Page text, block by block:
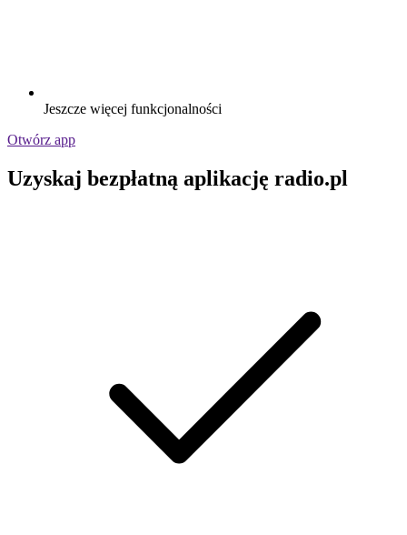
Jeszcze więcej funkcjonalności
Otwórz app
Uzyskaj bezpłatną aplikację radio.pl